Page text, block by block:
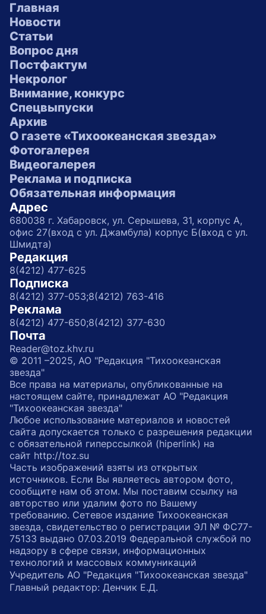
Главная
Новости
Статьи
Вопрос дня
Постфактум
Некролог
Внимание, конкурс
Спецвыпуски
Архив
О газете «Тихоокеанская звезда»
Фотогалерея
Видеогалерея
Реклама и подписка
Обязательная информация
Адрес
680038 г. Хабаровск, ул. Серышева, 31, корпус А,
офис 27(вход с ул. Джамбула) корпус Б(вход с ул.
Шмидта)
Редакция
8(4212) 477-625
Подписка
8(4212) 377-053;8(4212) 763-416
Реклама
8(4212) 477-650;8(4212) 377-630
Почта
Reader@toz.khv.ru
© 2011 –2025, АО "Редакция "Тихоокеанская
звезда"
Все права на материалы, опубликованные на
настоящем сайте, принадлежат АО "Редакция
"Тихоокеанская звезда"
Любое использование материалов и новостей
сайта допускается только с разрешения редакции
с обязательной гиперссылкой (hiperlink) на
сайт http://toz.su
Часть изображений взяты из открытых
источников. Если Вы являетесь автором фото,
сообщите нам об этом. Мы поставим ссылку на
авторство или удалим фото по Вашему
требованию. Сетевое издание Тихоокеанская
звезда, свидетельство о регистрации ЭЛ № ФС77-
75133 выдано 07.03.2019 Федеральной службой по
надзору в сфере связи, информационных
технологий и массовых коммуникаций
Учредитель АО "Редакция "Тихоокеанская звезда"
Главный редактор: Денчик Е.Д.